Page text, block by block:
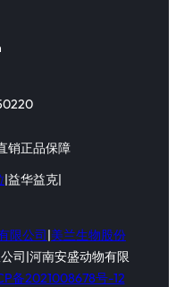
销正品保障
|益华益克|
限公司|美兰生物股份
司|河南安盛动物有限
备2021008678号-12